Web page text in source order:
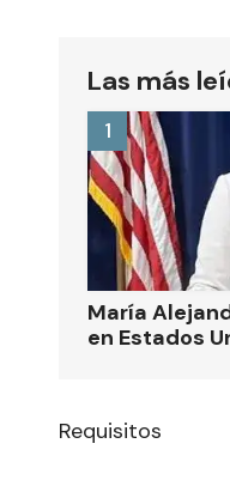
Las más
María
en Estados
1
Requisitos